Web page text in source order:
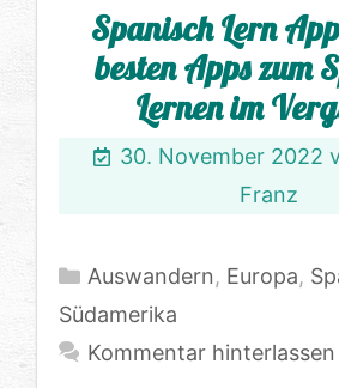
Spanisch Lern
besten Apps zum
Lernen im
30. November 2022
Franz
Kategorien
Auswandern, Europa,
Südamerika
Kommentar hinterlassen